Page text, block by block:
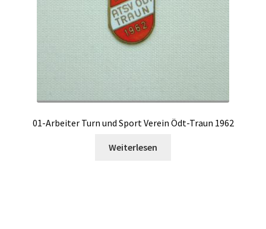
01-Arbeiter Turn und Sport Verein Ödt-Traun 1962
Weiterlesen